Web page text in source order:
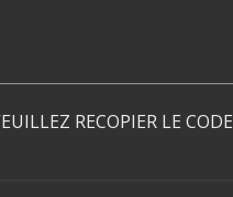
RECOPIER LE CODE